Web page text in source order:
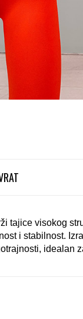
tajice visokog
i stabilnost.
idealan